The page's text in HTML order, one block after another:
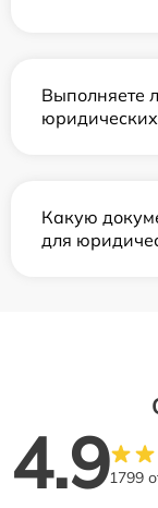
Выполняете
Какую
для
4.91799